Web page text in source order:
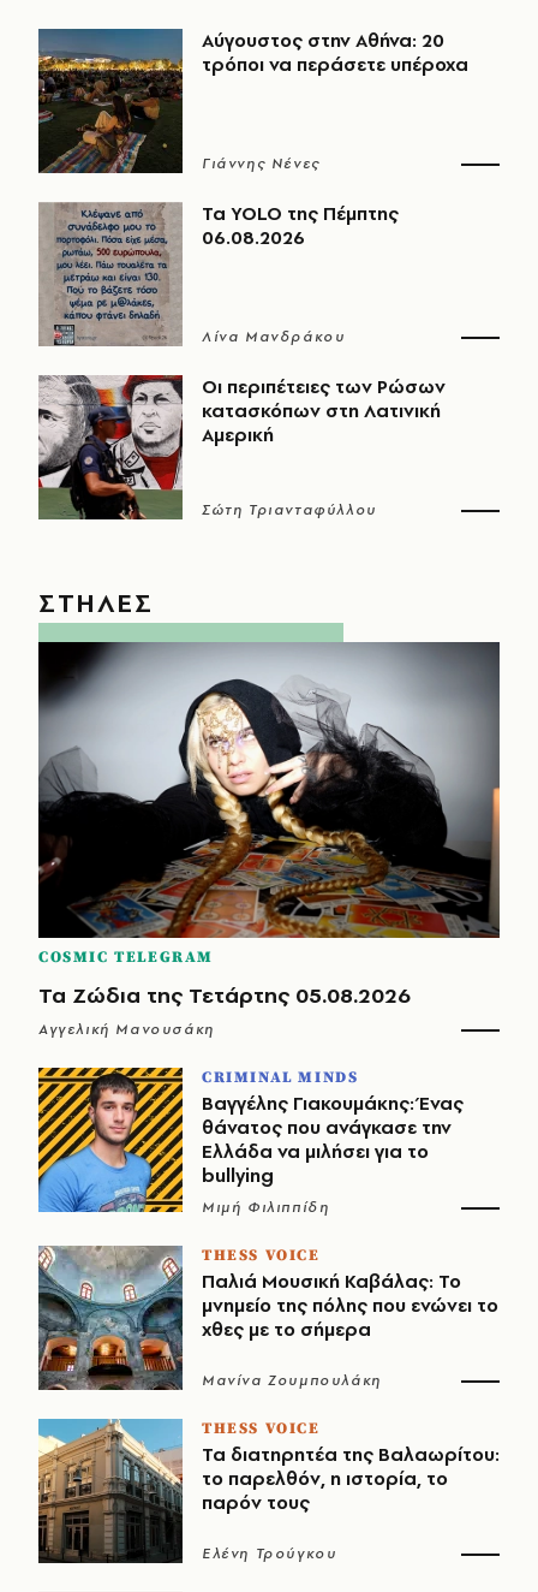
Αύγουστος στην Αθήνα: 20
τρόποι να περάσετε υπέροχα
Γιάννης Νένες
Τα YOLO της Πέμπτης
06.08.2026
Λίνα Μανδράκου
Οι περιπέτειες των Ρώσων
κατασκόπων στη Λατινική
Αμερική
Σώτη Τριανταφύλλου
ΣΤΗΛΕΣ
COSMIC TELEGRAM
Τα Ζώδια της Τετάρτης 05.08.2026
Αγγελική Μανουσάκη
CRIMINAL MINDS
Βαγγέλης Γιακουμάκης: Ένας
θάνατος που ανάγκασε την
Ελλάδα να μιλήσει για το
bullying
Μιμή Φιλιππίδη
THESS VOICE
Παλιά Μουσική Καβάλας: Το
μνημείο της πόλης που ενώνει το
χθες με το σήμερα
Μανίνα Ζουμπουλάκη
THESS VOICE
Τα διατηρητέα της Βαλαωρίτου:
το παρελθόν, η ιστορία, το
παρόν τους
Ελένη Τρούγκου